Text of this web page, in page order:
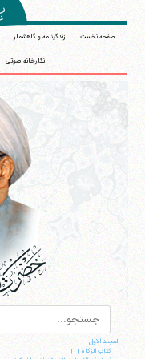
صفحه نخست زندگینامه و گاهشمار
نگارخانه صوتی
المجلد الاول
کتاب الزکاة |1|